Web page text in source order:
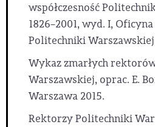
współczesność
1826–2001, wyd. I,
Politechniki
Wykaz zmarłych
Warszawskiej, oprac. E.
Warszawa 2015.
Rektorzy Politechniki